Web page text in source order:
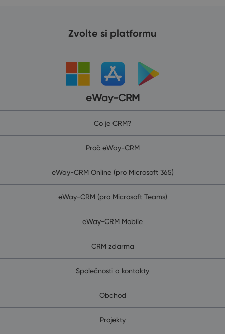
Zvolte si platformu
eWay-CRM
Co je CRM?
Proč eWay-CRM
eWay-CRM Online (pro Microsoft 365)
eWay-CRM (pro Microsoft Teams)
eWay-CRM Mobile
CRM zdarma
Společnosti a kontakty
Obchod
Projekty